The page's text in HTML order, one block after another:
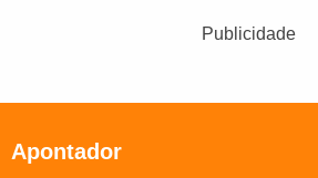
Publicidade
Apontador